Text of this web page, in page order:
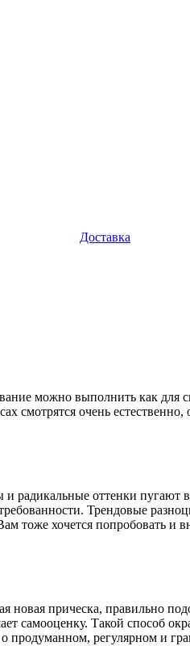
Доставка
можно выполнить как для
смотрятся очень
радикальные оттенки
Трендовые
тоже хочется попробовать и
новая прическа, правильно
самооценку. Такой способ
продуманном, регулярном и